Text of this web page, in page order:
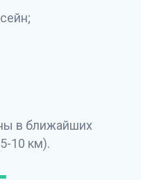
в ближайших
10 км).